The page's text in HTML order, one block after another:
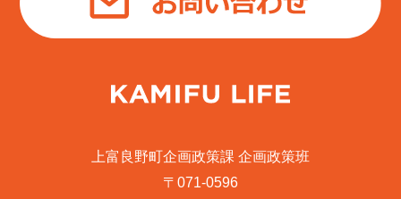
上富良野町企画政策課 企画政策班
〒071-0596